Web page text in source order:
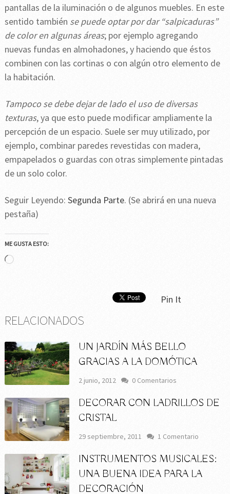
pantallas de la iluminación o de algunos muebles. En este
sentido también se puede optar por dar “salpicaduras”
de color en algunas áreas; por ejemplo agregando
nuevas fundas en almohadones, y haciendo que éstos
combinen con las cortinas o con algún otro elemento de
la habitación.
Tampoco se debe dejar de lado el uso de diversas
texturas, ya que esto puede modificar ampliamente la
percepción de un espacio. Suele ser muy utilizado, por
ejemplo, combinar paredes revestidas con madera,
empapelados o guardas con otras simplemente pintadas
de un solo color.
Seguir Leyendo: Segunda Parte. (Se abrirá en una nueva
pestaña)
ME GUSTA ESTO:
Cargando...
Pin It
RELACIONADOS
UN JARDÍN MÁS BELLO
GRACIAS A LA DOMÓTICA
2 junio, 2012 0 Comentarios
DECORAR CON LADRILLOS DE
CRISTAL
29 septiembre, 2011 1 Comentario
INSTRUMENTOS MUSICALES:
UNA BUENA IDEA PARA LA
DECORACIÓN